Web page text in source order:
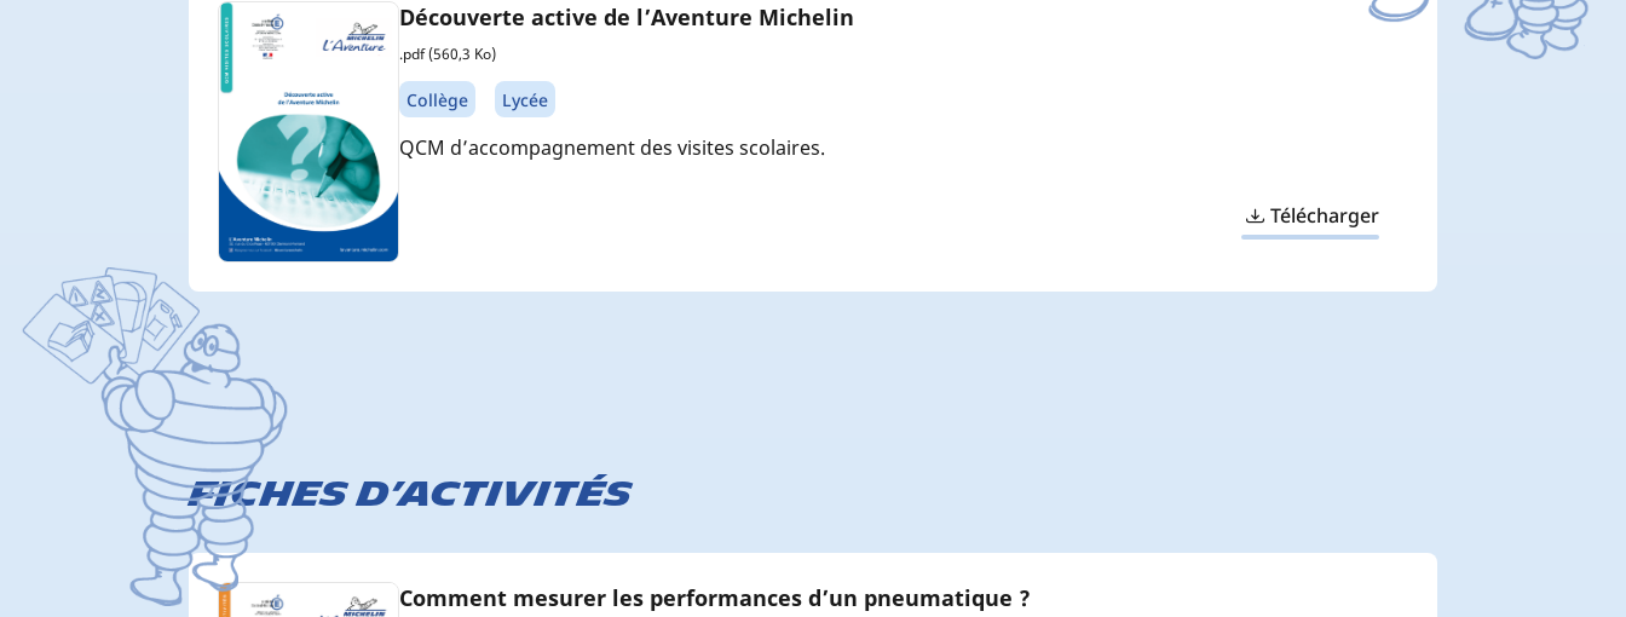
Découverte active de l’Aventure Michelin
.pdf (560,3 Ko)
Collège Lycée
QCM d’accompagnement des visites scolaires.
Télécharger
Fiches d’activités
Comment mesurer les performances d’un pneumatique ?